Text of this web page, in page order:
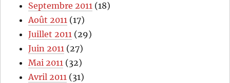
Septembre 2011 (18)
Août 2011 (17)
Juillet 2011 (29)
Juin 2011 (27)
Mai 2011 (32)
Avril 2011 (31)